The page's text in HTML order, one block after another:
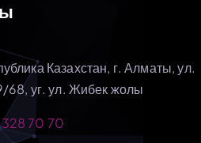
Казахстан, г. Алматы, ул.
68, уг. ул. Жибек жолы
328 70 70